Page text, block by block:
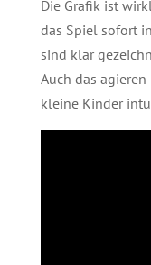
Die Grafik ist
das Spiel sofort
sind klar
Auch das
kleine Kinder